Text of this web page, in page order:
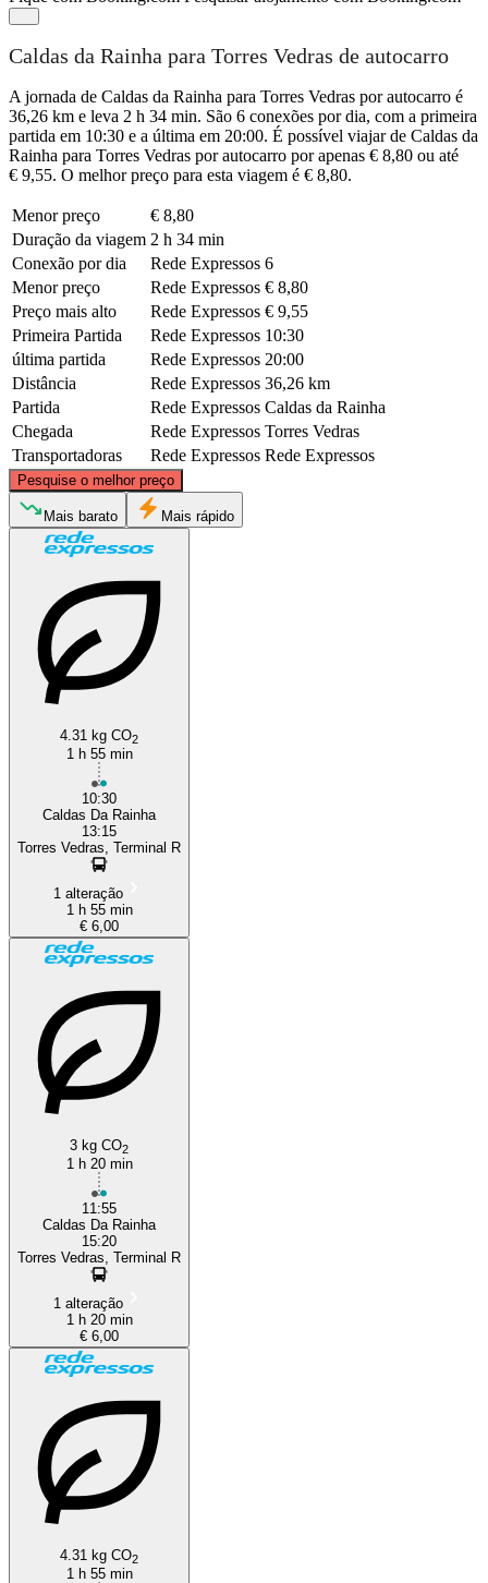
Caldas da Rainha para Torres Vedras de autocarro
A jornada de Caldas da Rainha para Torres Vedras por autocarro é
36,26 km e leva 2 h 34 min. São 6 conexões por dia, com a primeira
partida em 10:30 e a última em 20:00. É possível viajar de Caldas da
Rainha para Torres Vedras por autocarro por apenas € 8,80 ou até
€ 9,55. O melhor preço para esta viagem é € 8,80.
Menor preço
€ 8,80
Duração da viagem 2 h 34 min
Conexão por dia
Rede Expressos 6
Menor preço
Rede Expressos € 8,80
Preço mais alto
Rede Expressos € 9,55
Primeira Partida
Rede Expressos 10:30
última partida
Rede Expressos 20:00
Distância
Rede Expressos 36,26 km
Partida
Rede Expressos Caldas da Rainha
Chegada
Rede Expressos Torres Vedras
Transportadoras
Rede Expressos Rede Expressos
Pesquise o melhor preço
© CARTO, ©OpenStreetMap
Mais barato Mais rápido
4.31 kg CO2
1 h 55 min
10:30
Caldas Da Rainha
13:15
Torres Vedras, Terminal R
1 alteração
1 h 55 min
€ 6,00
3 kg CO2
1 h 20 min
11:55
Caldas Da Rainha
15:20
Torres Vedras, Terminal R
1 alteração
1 h 20 min
€ 6,00
4.31 kg CO2
1 h 55 min